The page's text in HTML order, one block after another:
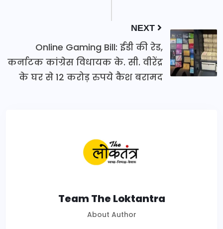
NEXT
Online Gaming Bill: ईडी की रेड,
कर्नाटक कांग्रेस विधायक के. सी. वीरेंद्र
के घर से 12 करोड़ रुपये कैश बरामद
Team The Loktantra
About Author